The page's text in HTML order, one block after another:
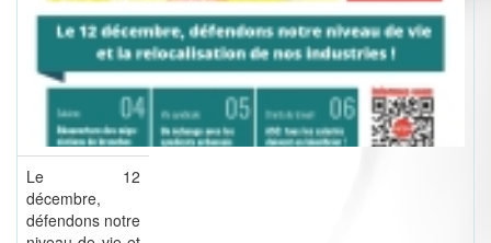
Le 12
décembre,
défendons notre